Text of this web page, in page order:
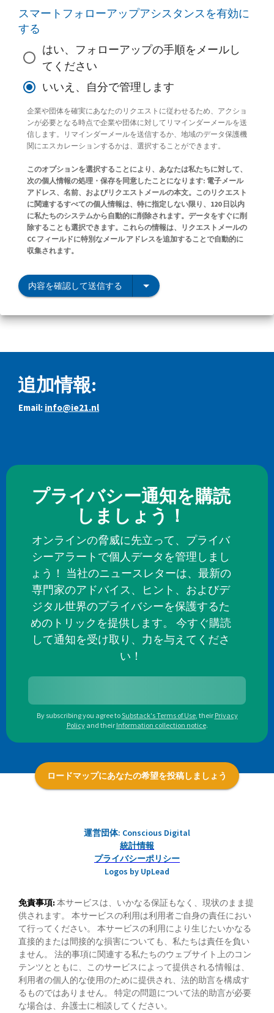
スマートフォローアップアシスタンスを有効に
する
はい、フォローアップの手順をメールし
てください
いいえ、自分で管理します
企業や団体を確実にあなたのリクエストに従わせるため、アクショ
ンが必要となる時点で企業や団体に対してリマインダーメールを送
信します。リマインダーメールを送信するか、地域のデータ保護機
関にエスカレーションするかは、選択することができます。
このオプションを選択することにより、あなたは私たちに対して、
次の個人情報の処理・保存を同意したことになります: 電子メール
アドレス、名前、およびリクエストメールの本文。このリクエスト
に関連するすべての個人情報は、特に指定しない限り、120 日以内
に私たちのシステムから自動的に削除されます。データをすぐに削
除することも選択できます。これらの情報は、リクエストメールの
CC フィールドに特別なメール アドレスを追加することで自動的に
収集されます。
内容を確認して送信する
追加情報:
Email: info@ie21.nl
プライバシー通知を購読
しましょう！
オンラインの脅威に先立って、プライバ
シーアラートで個人データを管理しまし
ょう！ 当社のニュースレターは、最新の
専門家のアドバイス、ヒント、およびデ
ジタル世界のプライバシーを保護するた
めのトリックを提供します。 今すぐ購読
して通知を受け取り、力を与えてくださ
い！
By subscribing you agree toSubstack's Terms of Use, their Privacy
Policy and their Information collection notice.
ロードマップにあなたの希望を投稿しましょう
運営団体: Conscious Digital
統計情報
プライバシーポリシー
Logos by UpLead
免責事項: 本サービスは、いかなる保証もなく、現状のまま提
供されます。 本サービスの利用は利用者ご自身の責任におい
て行ってください。 本サービスの利用により生じたいかなる
直接的または間接的な損害についても、私たちは責任を負い
ません。 法的事項に関連する私たちのウェブサイト上のコン
テンツとともに、このサービスによって提供される情報は、
利用者の個人的な使用のために提供され、法的助言を構成す
るものではありません。 特定の問題について法的助言が必要
な場合は、弁護士に相談してください。